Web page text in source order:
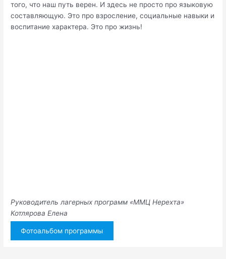
того, что наш путь верен. И здесь не просто про языковую
составляющую. Это про взросление, социальные навыки и
воспитание характера. Это про жизнь!
Руководитель лагерных программ «ММЦ Нерехта»
Котлярова Елена
Фотоальбом программы